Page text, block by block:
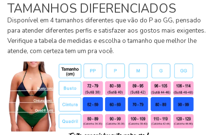
TAMANHOS DIFERENCIADOS
Disponível em 4 tamanhos diferentes que vão do P ao GG, pensado
para atender diferentes perfis e satisfazer aos gostos mais exigentes.
Verifique a tabela de medidas e escolha o tamanho que melhor lhe
atende, com certeza tem um pra você.